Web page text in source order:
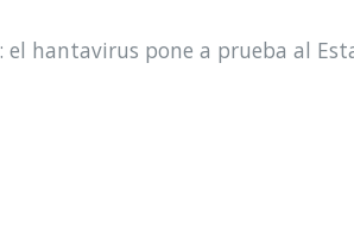
el hantavirus pone a prueba al